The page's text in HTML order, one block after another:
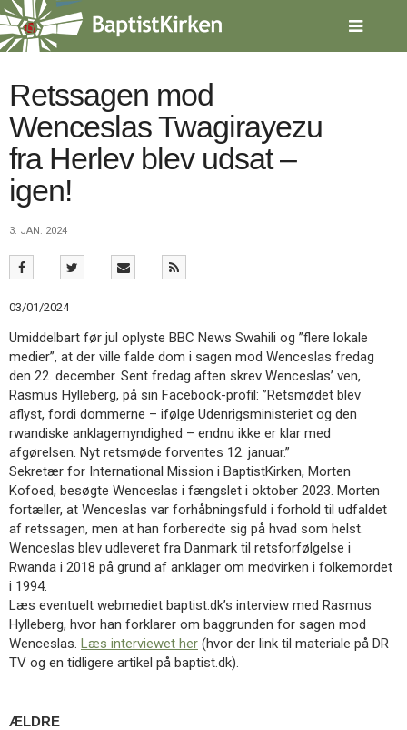
Spring
menu
over
gå
indholdVend
tilbage
forsiden
1.0:
Forside
3.0:
Kalender
Inspiration
Værktøjskassen
7.0:
Om
BaptistKirken
8.0:
Kontakt
9.0:
Forside
10.0:
Nyheder
11.0:
Kalender
12.0:
Inspiration
13.0:
Værktøjskassen
14.0:
Mission
15.0:
Om
BaptistKirken
16.0:
Kontakt
Næste
indlæg:
Ny
sang
Evangelisk
2024
Retssagen mod
Wenceslas Twagirayezu
fra Herlev blev udsat –
igen!
3. JAN. 2024
03/01/2024
Umiddelbart før jul oplyste BBC News Swahili og ”flere lokale
medier”, at der ville falde dom i sagen mod Wenceslas fredag
den 22. december. Sent fredag aften skrev Wenceslas’ ven,
Rasmus Hylleberg, på sin Facebook-profil: ”Retsmødet blev
aflyst, fordi dommerne – ifølge Udenrigsministeriet og den
rwandiske anklagemyndighed – endnu ikke er klar med
afgørelsen. Nyt retsmøde forventes 12. januar.”
Sekretær for International Mission i BaptistKirken, Morten
Kofoed, besøgte Wenceslas i fængslet i oktober 2023. Morten
fortæller, at Wenceslas var forhåbningsfuld i forhold til udfaldet
af retssagen, men at han forberedte sig på hvad som helst.
Wenceslas blev udleveret fra Danmark til retsforfølgelse i
Rwanda i 2018 på grund af anklager om medvirken i folkemordet
i 1994.
Læs eventuelt webmediet baptist.dk’s interview med Rasmus
Hylleberg, hvor han forklarer om baggrunden for sagen mod
Wenceslas. Læs interviewet her (hvor der link til materiale på DR
TV og en tidligere artikel på baptist.dk).
ÆLDRE